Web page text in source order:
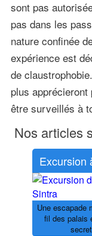
sont pas
pas dans les
nature confinée
expérience est
de
plus
être surveillés à
Nos articles
Excursion
Une escapade
fil des palais